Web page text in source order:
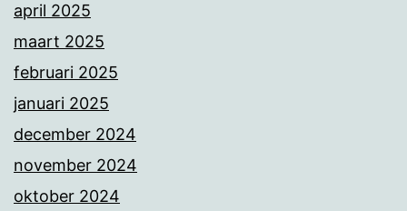
april 2025
maart 2025
februari 2025
januari 2025
december 2024
november 2024
oktober 2024